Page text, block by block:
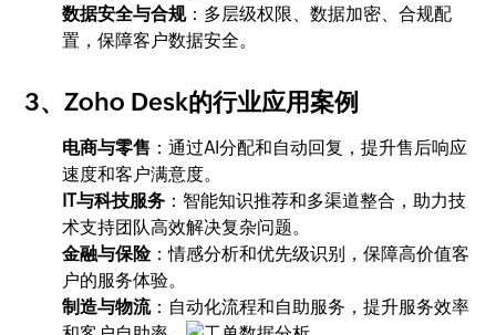
数据安全与合规：多层级权限、数据加密、合规配
置，保障客户数据安全。
3、Zoho Desk的行业应用案例
电商与零售 ：通过AI分配和自动回复，提升售后响应
速度和客户满意度。
IT与科技服务 ：智能知识推荐和多渠道整合，助力技
术支持团队高效解决复杂问题。
金融与保险：情感分析和优先级识别，保障高价值客
户的服务体验。
制造与物流：自动化流程和自助服务，提升服务效率